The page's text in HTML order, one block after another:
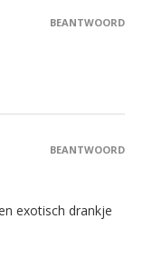
BEANTWOORD
exotisch drankje
BEANTWOORD